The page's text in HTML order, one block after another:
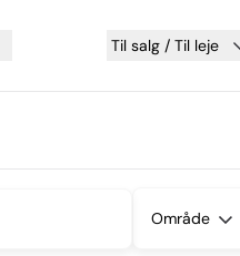
Til salg / Til leje
Område